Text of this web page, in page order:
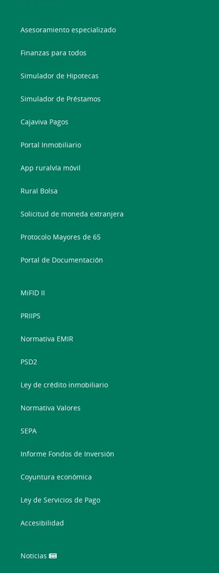
Asesoramiento especializado
Finanzas para todos
Simulador de Hipotecas
Simulador de Préstamos
Cajaviva Pagos
Portal Inmobiliario
App ruralvía móvil
Rural Bolsa
Solicitud de moneda extranjera
Protocolo Mayores de 65
Portal de Documentación
MiFID II
PRIIPS
Normativa EMIR
PSD2
Ley de crédito inmobiliario
Normativa Valores
SEPA
Informe Fondos de Inversión
Coyuntura económica
Ley de Servicios de Pago
Accesibilidad
Noticias